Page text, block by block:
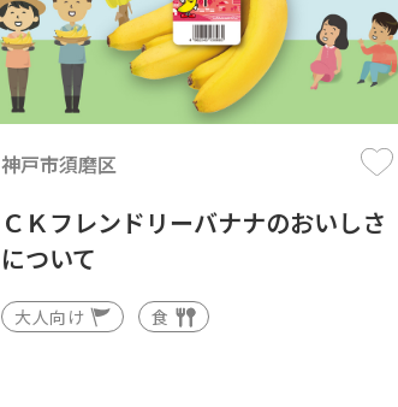
神戸市須磨区
ＣＫフレンドリーバナナのおいしさ
について
大人向け 食